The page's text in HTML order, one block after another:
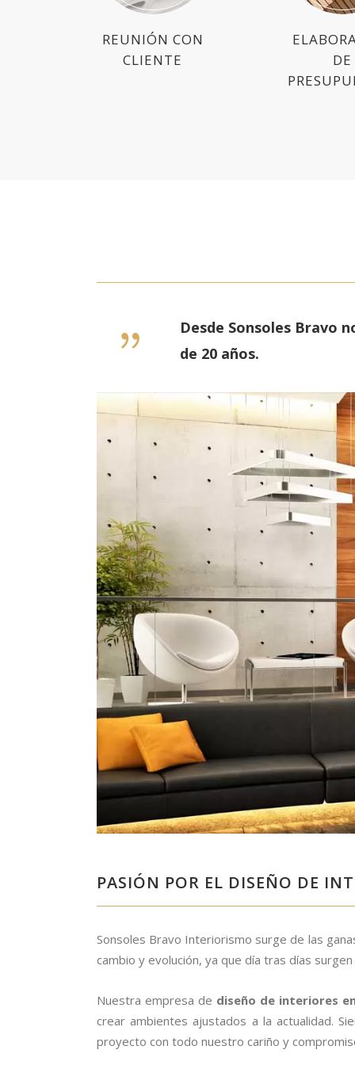
REUNIÓN CON
CLIENTE
DE
Desde Sonsoles Bravo
de 20 años.
PASIÓN POR EL DISEÑO DE
Sonsoles Bravo Interiorismo surge de las
cambio y evolución, ya que día tras días
Nuestra empresa de diseño de interiores
crear ambientes ajustados a la actualidad.
proyecto con todo nuestro cariño y